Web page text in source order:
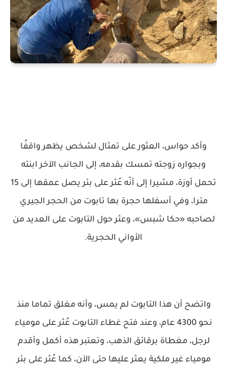
وأكد حواس، العثور على تمثال لشخص يظهر واقفًا
وبجواره زوجته تمسك بقدمه، إلى الجانب الآخر ابنته
تحمل أوزة، مشيرا إلى أنّه عُثر على بئر يصل عمقها إلى 15
مترا، وفي أسفلها حجرة بها تابوت من الحجر الجيري
لصاحبه «حكا شبس»، وعثر حول التابوت على العديد من
الأواني الحجرية.
واتضح أن هذا التابوت لم يمس، وأنه مغلق تماما منذ
نحو 4300 عام، وعند فتح غطاء التابوت عُثر على مومياء
لرجل، مغطاة برقائق الذهب، وتعتبر هذه أكمل وأقدم
مومياء غير ملكية يعثر عليها حتى الآن، كما عُثر على بئر